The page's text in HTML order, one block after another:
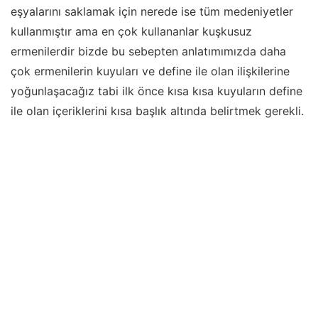
eşyalarını saklamak için nerede ise tüm medeniyetler
kullanmıştır ama en çok kullananlar kuşkusuz
ermenilerdir bizde bu sebepten anlatımımızda daha
çok ermenilerin kuyuları ve define ile olan ilişkilerine
yoğunlaşacağız tabi ilk önce kısa kısa kuyuların define
ile olan içeriklerini kısa başlık altında belirtmek gerekli.